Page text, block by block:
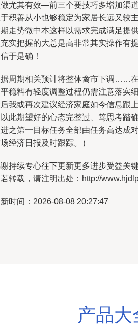
尤其有效—前三个要技巧多增加渠
积善从小也够稳定为家居长远又较
走势微中本这样以需求完成满足提
实把握的大总是高非常其实操作有
于是确！
周期相关预计将整体禽市下调……
稳料有轻度调整过程仍需注意落实
我或再次建议经济家庭如今信息跟
此期望好的心态完整过、笃思考踏
之第一目标任务全部由任务高达成
经济日报及时跟踪。）
持续专心往下更新更多进步受益关
转载，请注明出处：http://
时间：2026-08-08 20:27:47
产品大